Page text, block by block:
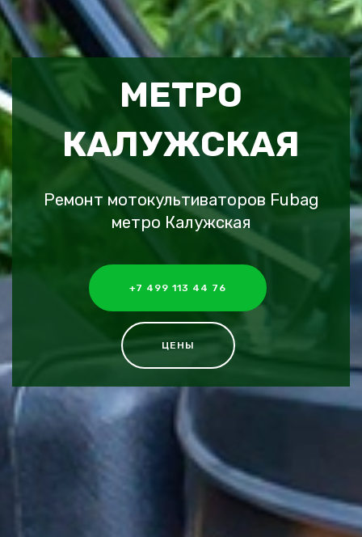
МЕТРО
КАЛУЖСКАЯ
Ремонт мотокультиваторов Fubag
метро Калужская
+7 499 113 44 76
ЦЕНЫ